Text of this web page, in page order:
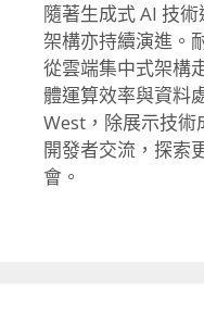
隨著生成式 AI 技
架構亦持續演進。
從雲端集中式架構
體運算效率與資料
West，除展示技術
開發者交流，探索
會。